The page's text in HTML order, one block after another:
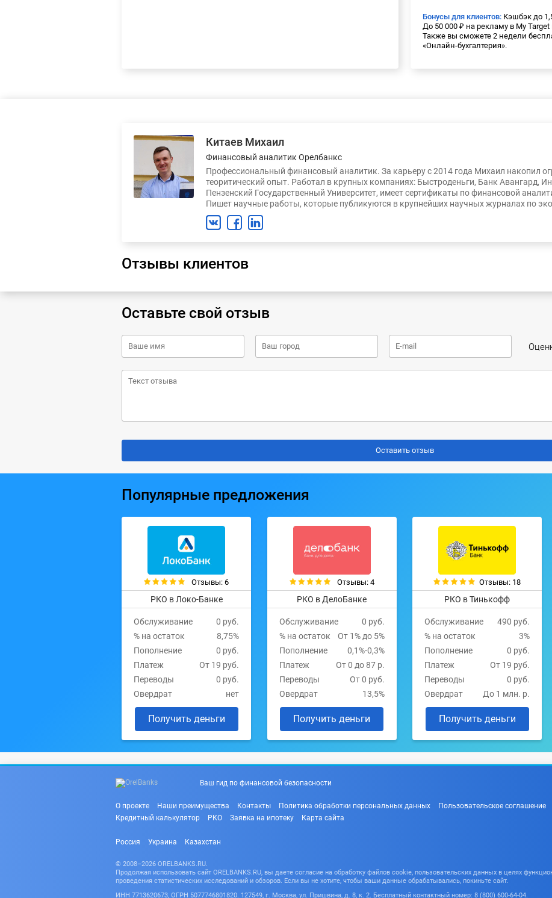
Бонусы для клиентов: Кэшбэк до
До 50 000 ₽ на рекламу в My
Также вы сможете 2 недели
«Онлайн-бухгалтерия».
Китаев Михаил
Финансовый аналитик Орелбанкс
Профессиональный финансовый аналитик. За карьеру с 2014 года Михаил накопил
теоритический опыт. Работал в крупных компаниях: Быстроденьги, Банк Авангард,
Пензенский Государственный Университет, имеет сертификаты по финансовой
Пишет научные работы, которые публикуются в крупнейших научных журналах по
Отзывы клиентов
Оставьте свой отзыв
Популярные предложения
Отзывы: 6
РКО в Локо-Банке
Обслуживание
0 руб.
% на остаток
8,75%
Пополнение
0 руб.
Платеж
От 19 руб.
Переводы
0 руб.
Овердрат
нет
Получить деньги
Отзывы: 4
РКО в ДелоБанке
Обслуживание
0 руб.
% на остаток
От 1% до 5%
Пополнение
0,1%-0,3%
Платеж
От 0 до 87 р.
Переводы
От 0 руб.
Овердрат
13,5%
Получить деньги
Отзывы: 18
РКО в Тинькофф
Обслуживание
490 руб.
% на остаток
3%
Пополнение
0 руб.
Платеж
От 19 руб.
Переводы
0 руб.
Овердрат
До 1 млн. р.
Получить деньги
Ваш гид по финансовой безопасности
О проекте Наши преимущества Контакты Политика обработки персональных данных Пользовательское соглашение
Кредитный калькулятор
РКО Заявка на ипотеку Карта сайта
Россия Украина Казахстан
© 2008–2026 ORELBANKS.RU.
Продолжая использовать сайт ORELBANKS.RU, вы даете согласие на обработку файлов cookie, пользовательских данных в целях
проведения статистических исследований и обзоров. Если вы не хотите, чтобы ваши данные обрабатывались, покиньте сайт.
ИНН 7713620673, ОГРН 5077746801820. 127549, г. Москва, ул. Пришвина, д. 8, к. 2. Бесплатный контактный номер: 8 (800) 600-64-04.